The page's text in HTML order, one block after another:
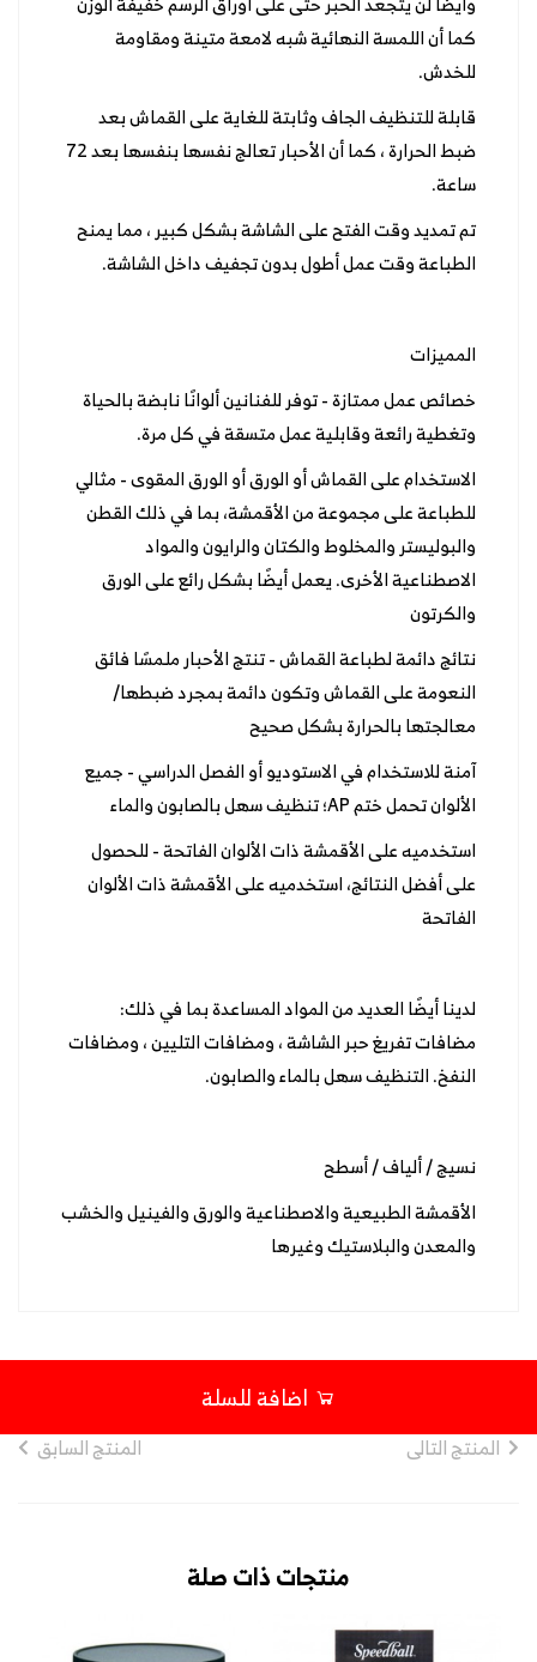
كما أن اللمسة النهائية شبه لامعة متينة ومقاومة
للخدش.
قابلة للتنظيف الجاف وثابتة للغاية على القماش بعد
ضبط الحرارة ، كما أن الأحبار تعالج نفسها بنفسها بعد 72
ساعة.
تم تمديد وقت الفتح على الشاشة بشكل كبير ، مما يمنح
الطباعة وقت عمل أطول بدون تجفيف داخل الشاشة.
المميزات
خصائص عمل ممتازة - توفر للفنانين ألوانًا نابضة بالحياة
وتغطية رائعة وقابلية عمل متسقة في كل مرة.
الاستخدام على القماش أو الورق أو الورق المقوى - مثالي
للطباعة على مجموعة من الأقمشة، بما في ذلك القطن
والبوليستر والمخلوط والكتان والرايون والمواد
الاصطناعية الأخرى. يعمل أيضًا بشكل رائع على الورق
والكرتون
نتائج دائمة لطباعة القماش - تنتج الأحبار ملمسًا فائق
النعومة على القماش وتكون دائمة بمجرد ضبطها/
معالجتها بالحرارة بشكل صحيح
آمنة للاستخدام في الاستوديو أو الفصل الدراسي - جميع
الألوان تحمل ختم AP؛ تنظيف سهل بالصابون والماء
استخدميه على الأقمشة ذات الألوان الفاتحة - للحصول
على أفضل النتائج، استخدميه على الأقمشة ذات الألوان
الفاتحة
لدينا أيضًا العديد من المواد المساعدة بما في ذلك:
مضافات تفريغ حبر الشاشة ، ومضافات التليين ، ومضافات
النفخ. التنظيف سهل بالماء والصابون.
نسيج / ألياف / أسطح
الأقمشة الطبيعية والاصطناعية والورق والفينيل والخشب
والمعدن والبلاستيك وغيرها
اضافة للسلة
المنتج التالى المنتج السابق
منتجات ذات صلة